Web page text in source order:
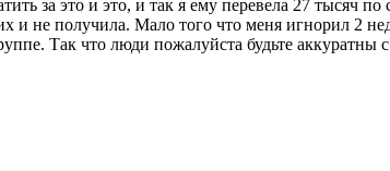
за это и это, и так я ему перевела 27 тысяч
и не получила. Мало того что меня игнорил 2
Так что люди пожалуйста будьте